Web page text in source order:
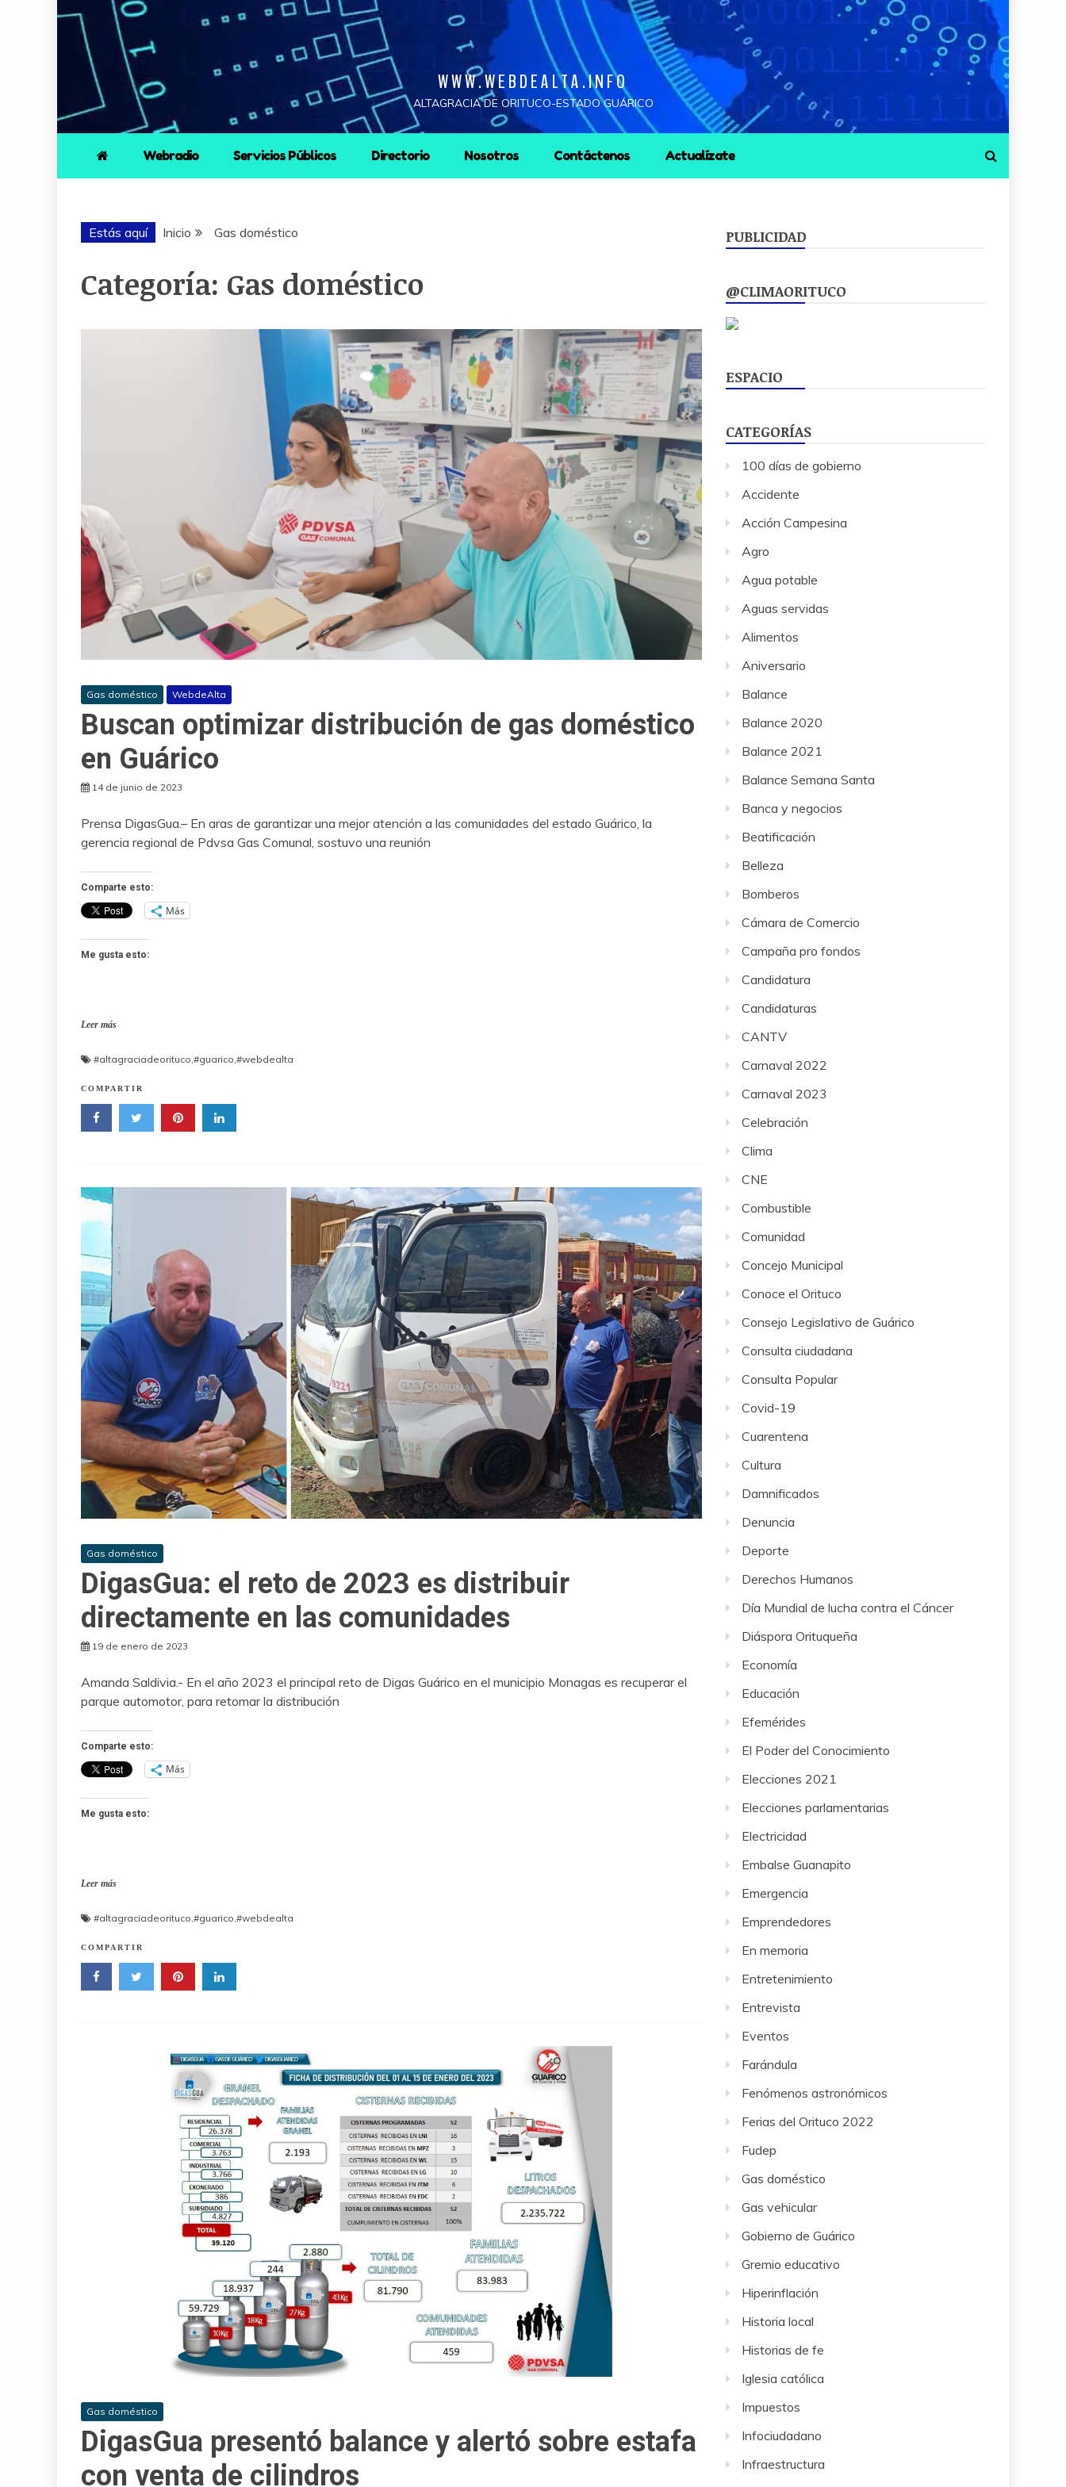
WWW.WEBDEALTA.INFO
ALTAGRACIA DE ORITUCO-ESTADO GUÁRICO
Webradio Servicios Públicos Directorio Nosotros Contáctenos Actualízate
Estás aquí Inicio Gas doméstico
Categoría: Gas doméstico
Gas doméstico WebdeAlta
Buscan optimizar distribución de gas doméstico
en Guárico
14 de junio de 2023
Prensa DigasGua.– En aras de garantizar una mejor atención a las comunidades del estado Guárico, la
gerencia regional de Pdvsa Gas Comunal, sostuvo una reunión
Comparte esto:
Más
Me gusta esto:
Leer más
#altagraciadeorituco,#guarico,#webdealta
COMPARTIR
Gas doméstico
DigasGua: el reto de 2023 es distribuir
directamente en las comunidades
19 de enero de 2023
Amanda Saldivia.- En el año 2023 el principal reto de Digas Guárico en el municipio Monagas es recuperar el
parque automotor, para retomar la distribución
Comparte esto:
Más
Me gusta esto:
Leer más
#altagraciadeorituco #guarico #webdealta
COMPARTIR
Gas doméstico
DigasGua presentó balance y alertó sobre estafa
con venta de cilindros
PUBLICIDAD
@CLIMAORITUCO
ESPACIO
CATEGORÍAS
100 días de gobierno
Accidente
Acción Campesina
Agro
Agua potable
Aguas servidas
Alimentos
Aniversario
Balance
Balance 2020
Balance 2021
Balance Semana Santa
Banca y negocios
Beatificación
Belleza
Bomberos
Cámara de Comercio
Campaña pro fondos
Candidatura
Candidaturas
CANTV
Carnaval 2022
Carnaval 2023
Celebración
Clima
CNE
Combustible
Comunidad
Concejo Municipal
Conoce el Orituco
Consejo Legislativo de Guárico
Consulta ciudadana
Consulta Popular
Covid-19
Cuarentena
Cultura
Damnificados
Denuncia
Deporte
Derechos Humanos
Día Mundial de lucha contra el Cáncer
Diáspora Orituqueña
Economía
Educación
Efemérides
El Poder del Conocimiento
Elecciones 2021
Elecciones parlamentarias
Electricidad
Embalse Guanapito
Emergencia
Emprendedores
En memoria
Entretenimiento
Entrevista
Eventos
Farándula
Fenómenos astronómicos
Ferias del Orituco 2022
Fudep
Gas doméstico
Gas vehicular
Gobierno de Guárico
Gremio educativo
Hiperinflación
Historia local
Historias de fe
Iglesia católica
Impuestos
Infociudadano
Infraestructura